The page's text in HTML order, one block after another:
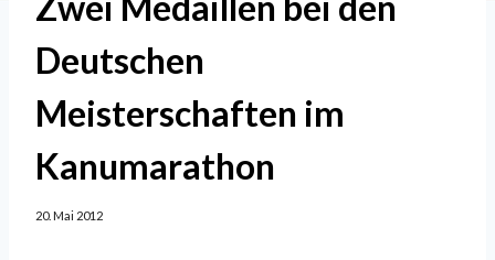
Deutschen
Meisterschaften im
Kanumarathon
20. Mai 2012